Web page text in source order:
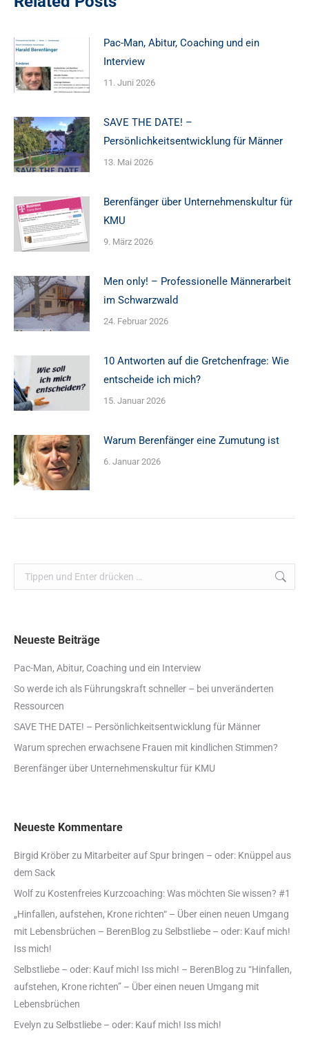
Pac-Man, Abitur, Coaching und ein
Interview
11. Juni 2026
SAVE THE DATE! –
Persönlichkeitsentwicklung für Männer
13. Mai 2026
Berenfänger über Unternehmenskultur für
KMU
9. März 2026
Men only! – Professionelle Männerarbeit
im Schwarzwald
24. Februar 2026
10 Antworten auf die Gretchenfrage: Wie
entscheide ich mich?
15. Januar 2026
Warum Berenfänger eine Zumutung ist
6. Januar 2026
Search:
Neueste Beiträge
Pac-Man, Abitur, Coaching und ein Interview
So werde ich als Führungskraft schneller – bei unveränderten
Ressourcen
SAVE THE DATE! – Persönlichkeitsentwicklung für Männer
Warum sprechen erwachsene Frauen mit kindlichen Stimmen?
Berenfänger über Unternehmenskultur für KMU
Neueste Kommentare
Birgid Kröberzu Mitarbeiter auf Spur bringen – oder: Knüppel aus
dem Sack
Wolfzu Kostenfreies Kurzcoaching: Was möchten Sie wissen? #1
„Hinfallen, aufstehen, Krone richten“ – Über einen neuen Umgang
mit Lebensbrüchen – BerenBlog zu Selbstliebe – oder: Kauf mich!
Iss mich!
Selbstliebe – oder: Kauf mich! Iss mich! – BerenBlog zu “Hinfallen,
aufstehen, Krone richten” – Über einen neuen Umgang mit
Lebensbrüchen
Evelyn zu Selbstliebe – oder: Kauf mich! Iss mich!